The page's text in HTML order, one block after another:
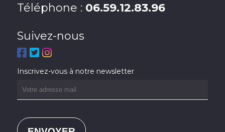
Téléphone : 06.59.12.83.96
Suivez-nous
Inscrivez-vous à notre newsletter